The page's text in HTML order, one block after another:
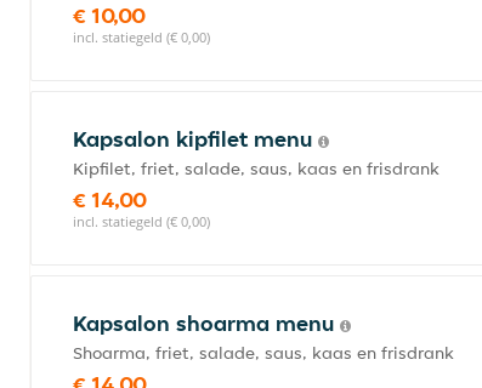
€ 10,00
incl. statiegeld (€ 0,00)
Kapsalon kipfilet menu
Kipfilet, friet, salade, saus, kaas en frisdrank
€ 14,00
incl. statiegeld (€ 0,00)
Kapsalon shoarma menu
Shoarma, friet, salade, saus, kaas en frisdrank